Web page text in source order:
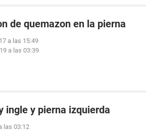
de quemazon en la pierna
a las 15:49
a las 03:39
ingle y pierna izquierda
las 03:12